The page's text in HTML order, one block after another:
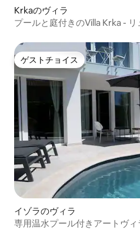
Krkaのヴィラ
プールと庭付きのVilla Krka -
ゲストチョイス
ゲストチョイス
イゾラのヴィラ
専用温水プール付きアートヴィ